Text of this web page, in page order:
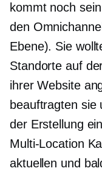
kommt noch
den
Ebene). Sie
Standorte auf
ihrer Website
beauftragten sie
der Erstellung
Multi-Location
aktuellen und